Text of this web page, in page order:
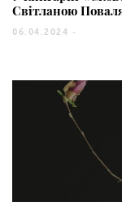
Світланою
06.04.2024 -